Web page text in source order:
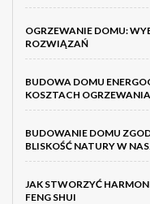
OGRZEWANIE DOMU:
ROZWIĄZAŃ
BUDOWA DOMU
KOSZTACH
BUDOWANIE DOMU
BLISKOŚĆ NATURY W
JAK STWORZYĆ
FENG SHUI